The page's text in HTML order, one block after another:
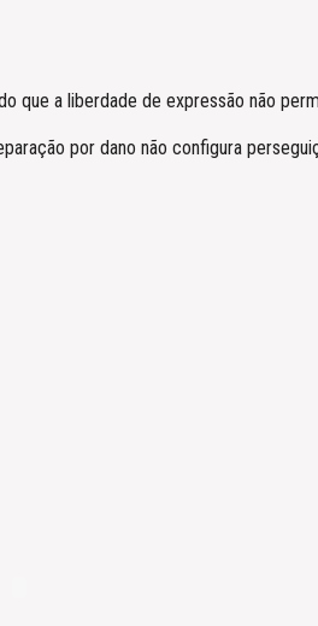
que a liberdade de expressão não
por dano não configura